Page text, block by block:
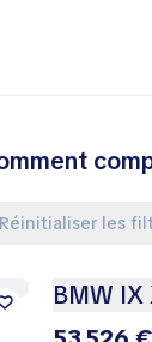
Réinitialiser les
BMW IX